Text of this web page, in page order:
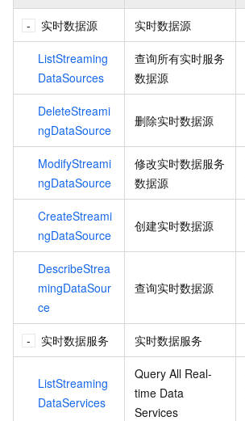
实时数据源 实时数据源
ListStreaming
DataSources
查询所有实时服务
数据源
DeleteStreami
ngDataSource
删除实时数据源
ModifyStreami
ngDataSource
修改实时数据服务
数据源
CreateStreami
ngDataSource
创建实时数据源
DescribeStrea
mingDataSour
ce
查询实时数据源
实时数据服务 实时数据服务
ListStreaming
DataServices
Query All Real-
time Data
Services